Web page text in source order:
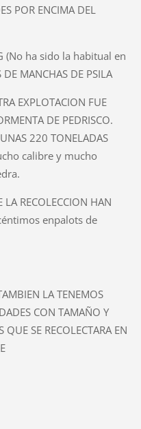
POR ENCIMA DEL
(No ha sido la habitual en
MANCHAS DE PSILA
EXPLOTACION FUE
DE PEDRISCO.
220 TONELADAS
calibre y mucho
LA RECOLECCION HAN
enpalots de
LA TENEMOS
CON TAMAÑO Y
SE RECOLECTARA EN